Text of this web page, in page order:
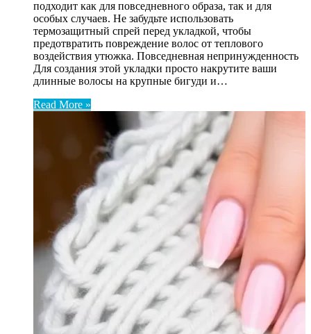
подходит как для повседневного образа, так и для
особых случаев. Не забудьте использовать
термозащитный спрей перед укладкой, чтобы
предотвратить повреждение волос от теплового
воздействия утюжка. Повседневная непринужденность
Для создания этой укладки просто накрутите ваши
длинные волосы на крупные бигуди и…
Read More »